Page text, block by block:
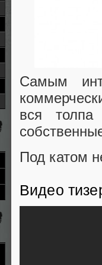
Самым
вся толпа
Под катом
Видео